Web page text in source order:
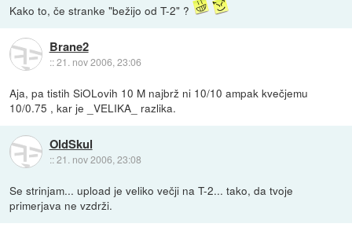
Kako to, če stranke "bežijo od T-2" ?
Brane2
::21. nov 2006, 23:06
Aja, pa tistih SiOLovih 10 M najbrž ni 10/10 ampak kvečjemu
10/0.75 , kar je _VELIKA_ razlika.
OldSkul
::21. nov 2006, 23:08
Se strinjam... upload je veliko večji na T-2... tako, da tvoje
primerjava ne vzdrži.